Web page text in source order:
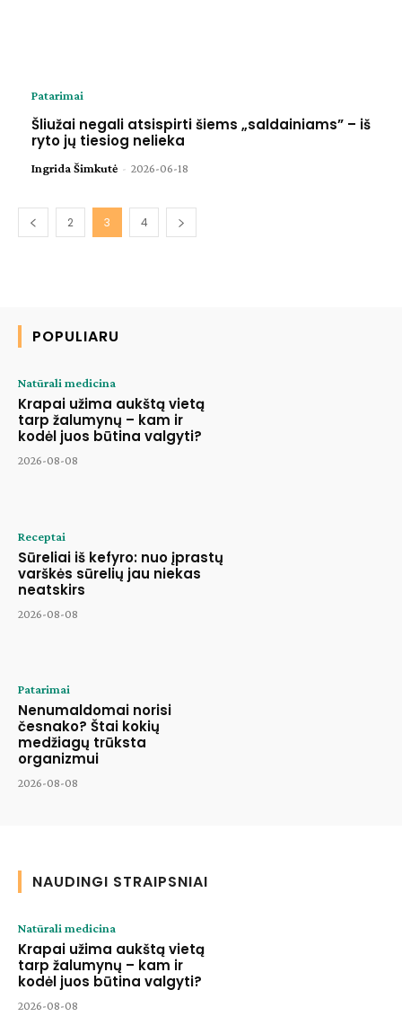
Patarimai
Šliužai negali atsispirti šiems „saldainiams” – iš
ryto jų tiesiog nelieka
Ingrida Šimkutė - 2026-06-18
2 3 4
POPULIARU
Natūrali medicina
Krapai užima aukštą vietą
tarp žalumynų – kam ir
kodėl juos būtina valgyti?
2026-08-08
Receptai
Sūreliai iš kefyro: nuo įprastų
varškės sūrelių jau niekas
neatskirs
2026-08-08
Patarimai
Nenumaldomai norisi
česnako? Štai kokių
medžiagų trūksta
organizmui
2026-08-08
NAUDINGI STRAIPSNIAI
Natūrali medicina
Krapai užima aukštą vietą
tarp žalumynų – kam ir
kodėl juos būtina valgyti?
2026-08-08